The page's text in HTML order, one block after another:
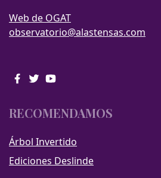
Web de OGAT
observatorio@alastensas.com
RECOMENDAMOS
Árbol Invertido
Ediciones Deslinde